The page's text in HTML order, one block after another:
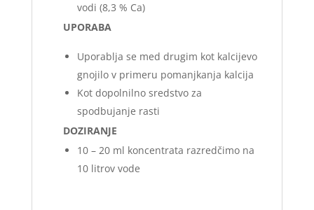
vodi (8,3 % Ca)
UPORABA
Uporablja se med drugim kot kalcijevo
gnojilo v primeru pomanjkanja kalcija
Kot dopolnilno sredstvo za
spodbujanje rasti
DOZIRANJE
10 – 20 ml koncentrata razredčimo na
10 litrov vode